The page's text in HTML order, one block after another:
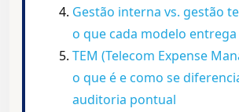
Gestão interna vs. gestão
o que cada modelo entrega
TEM (Telecom Expense
o que é e como se
auditoria pontual